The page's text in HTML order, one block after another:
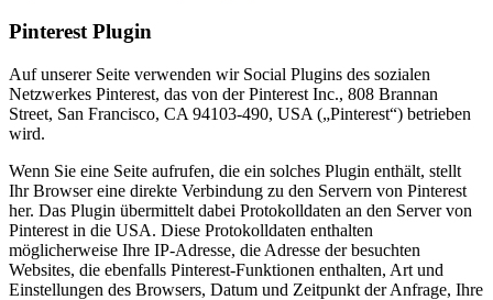
Pinterest Plugin
Auf unserer Seite verwenden wir Social Plugins des sozialen
Netzwerkes Pinterest, das von der Pinterest Inc., 808 Brannan
Street, San Francisco, CA 94103-490, USA („Pinterest“) betrieben
wird.
Wenn Sie eine Seite aufrufen, die ein solches Plugin enthält, stellt
Ihr Browser eine direkte Verbindung zu den Servern von Pinterest
her. Das Plugin übermittelt dabei Protokolldaten an den Server von
Pinterest in die USA. Diese Protokolldaten enthalten
möglicherweise Ihre IP-Adresse, die Adresse der besuchten
Websites, die ebenfalls Pinterest-Funktionen enthalten, Art und
Einstellungen des Browsers, Datum und Zeitpunkt der Anfrage, Ihre